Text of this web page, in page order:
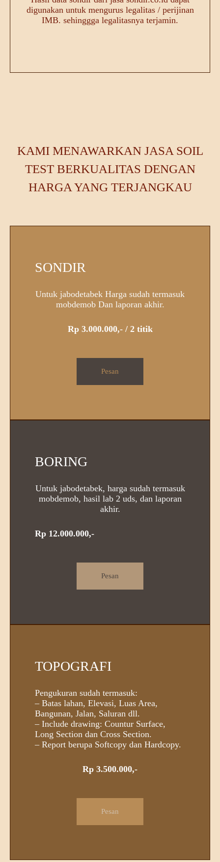
digunakan untuk mengurus legalitas / perijinan
IMB. sehinggga legalitasnya terjamin.
KAMI MENAWARKAN JASA SOIL
TEST BERKUALITAS DENGAN
HARGA YANG TERJANGKAU
SONDIR
Untuk jabodetabek Harga sudah termasuk
mobdemob Dan laporan akhir.
Rp 3.000.000,- / 2 titik
Pesan
BORING
Untuk jabodetabek, harga sudah termasuk
mobdemob, hasil lab 2 uds, dan laporan
akhir.
Rp 12.000.000,-
Pesan
TOPOGRAFI
Pengukuran sudah termasuk:
– Batas lahan, Elevasi, Luas Area,
Bangunan, Jalan, Saluran dll.
– Include drawing: Countur Surface,
Long Section dan Cross Section.
– Report berupa Softcopy dan Hardcopy.
Rp 3.500.000,-
Pesan